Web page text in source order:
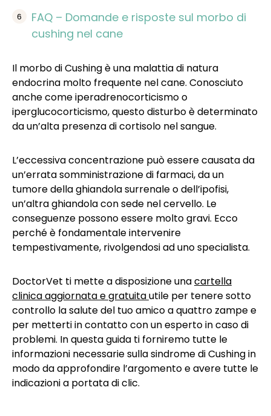
FAQ – Domande e risposte sul morbo di
cushing nel cane
Il morbo di Cushing è una malattia di natura
endocrina molto frequente nel cane. Conosciuto
anche come iperadrenocorticismo o
iperglucocorticismo, questo disturbo è determinato
da un’alta presenza di cortisolo nel sangue.
L’eccessiva concentrazione può essere causata da
un’errata somministrazione di farmaci, da un
tumore della ghiandola surrenale o dell’ipofisi,
un’altra ghiandola con sede nel cervello. Le
conseguenze possono essere molto gravi. Ecco
perché è fondamentale intervenire
tempestivamente, rivolgendosi ad uno specialista.
DoctorVet ti mette a disposizione unacartella
clinica aggiornata e gratuitautile per tenere sotto
controllo la salute del tuo amico a quattro zampe e
per metterti in contatto con un esperto in caso di
problemi. In questa guida ti forniremo tutte le
informazioni necessarie sulla sindrome di Cushing in
modo da approfondire l’argomento e avere tutte le
indicazioni a portata di clic.